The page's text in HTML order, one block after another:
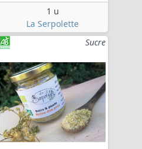
1 u
La Serpolette
Sucre